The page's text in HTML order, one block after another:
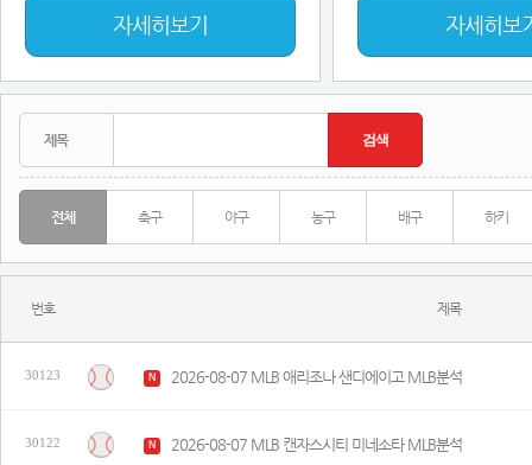
자세히보기 자세히보
전체 축구 야구 농구 배구 하키
번호 제목
30123 N 2026-08-07 MLB 애리조나 샌디에이고 MLB분석
30122 N 2026-08-07 MLB 캔자스시티 미네소타 MLB분석